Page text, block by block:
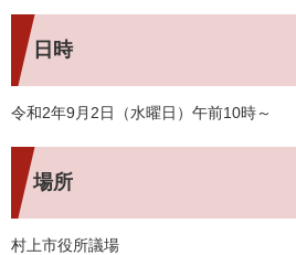
日時
令和2年9月2日（水曜日）午前10時～
場所
村上市役所議場